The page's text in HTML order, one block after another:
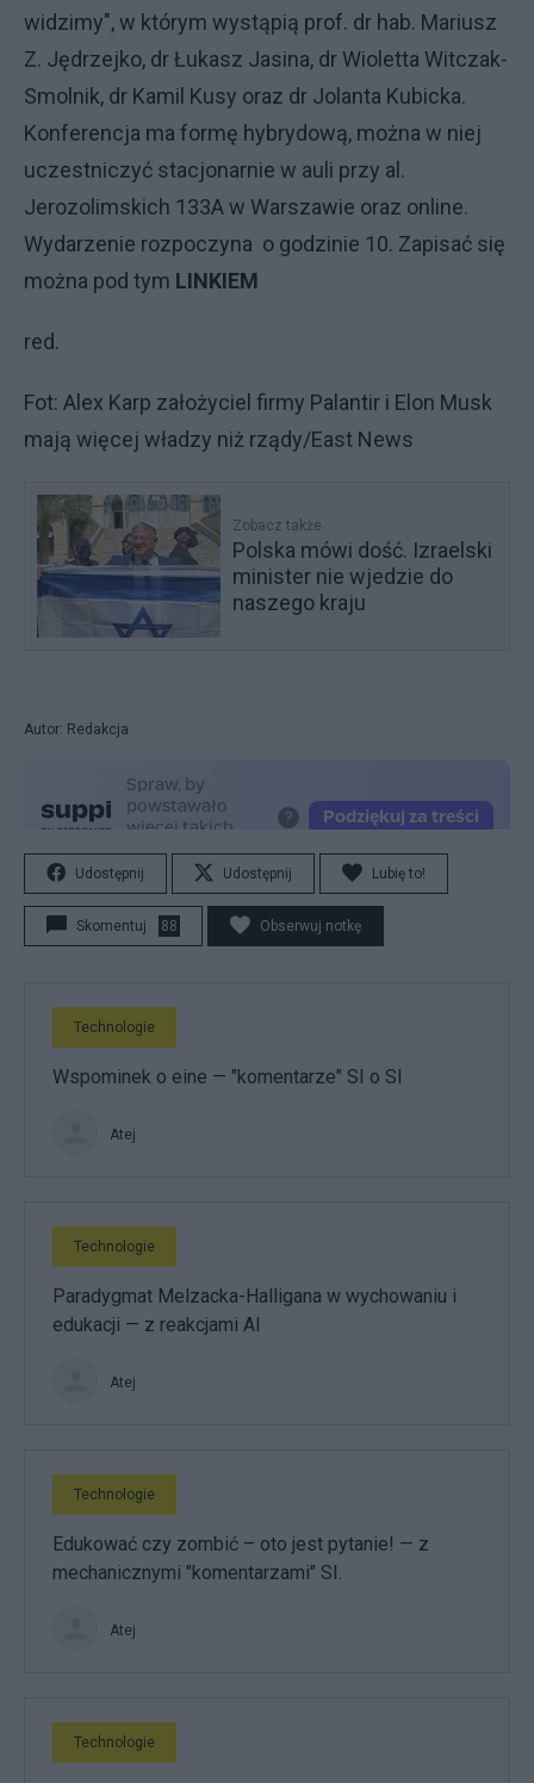
widzimy", w którym wystąpią prof. dr hab. Mariusz
Z. Jędrzejko, dr Łukasz Jasina, dr Wioletta Witczak-
Smolnik, dr Kamil Kusy oraz dr Jolanta Kubicka.
Konferencja ma formę hybrydową, można w niej
uczestniczyć stacjonarnie w auli przy al.
Jerozolimskich 133A w Warszawie oraz online.
Wydarzenie rozpoczyna o godzinie 10. Zapisać się
można pod tym LINKIEM
red.
Fot: Alex Karp założyciel firmy Palantir i Elon Musk
mają więcej władzy niż rządy/East News
Zobacz także
Polska mówi dość. Izraelski
minister nie wjedzie do
naszego kraju
Autor: Redakcja
Udostępnij Udostępnij Lubię to!
Skomentuj 88 Obserwuj notkę
Technologie
Wspominek o eine — "komentarze" SI o SI
Atej
Technologie
Paradygmat Melzacka-Halligana w wychowaniu i
edukacji — z reakcjami AI
Atej
Technologie
Edukować czy zombić – oto jest pytanie! — z
mechanicznymi "komentarzami" SI.
Atej
Technologie